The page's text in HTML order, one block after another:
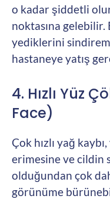
o kadar şiddetli
noktasına
yediklerini
hastaneye yatış
4. Hızlı Yüz
Face)
Çok hızlı yağ
erimesine ve cildin
olduğundan çok
görünüme